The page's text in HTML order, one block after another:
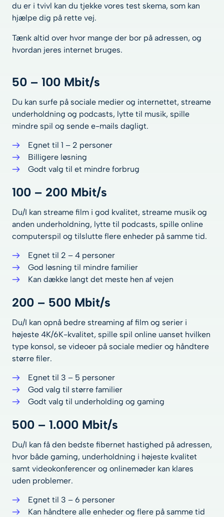
du er i tvivl kan du tjekke vores test skema, som kan
hjælpe dig på rette vej.
Tænk altid over hvor mange der bor på adressen, og
hvordan jeres internet bruges.
50 – 100 Mbit/s
Du kan surfe på sociale medier og internettet, streame
underholdning og podcasts, lytte til musik, spille
mindre spil og sende e-mails dagligt.
Egnet til 1 – 2 personer
Billigere løsning
Godt valg til et mindre forbrug
100 – 200 Mbit/s
Du/I kan streame film i god kvalitet, streame musik og
anden underholdning, lytte til podcasts, spille online
computerspil og tilslutte flere enheder på samme tid.
Egnet til 2 – 4 personer
God løsning til mindre familier
Kan dække langt det meste hen af vejen
200 – 500 Mbit/s
Du/I kan opnå bedre streaming af film og serier i
højeste 4K/6K-kvalitet, spille spil online uanset hvilken
type konsol, se videoer på sociale medier og håndtere
større filer.
Egnet til 3 – 5 personer
God valg til større familier
Godt valg til underholding og gaming
500 – 1.000 Mbit/s
Du/I kan få den bedste fibernet hastighed på adressen,
hvor både gaming, underholdning i højeste kvalitet
samt videokonferencer og onlinemøder kan klares
uden problemer.
Egnet til 3 – 6 personer
Kan håndtere alle enheder og flere på samme tid